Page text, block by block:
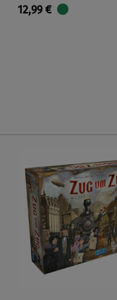
12,99 €